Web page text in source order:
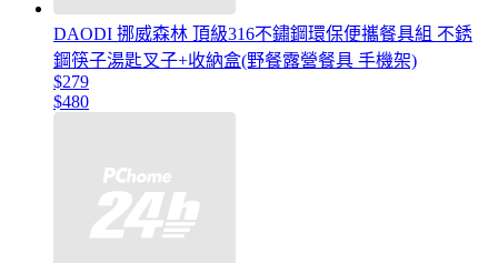
DAODI 挪威森林 頂級316不鏽鋼環保便攜餐具組 不銹
鋼筷子湯匙叉子+收納盒(野餐露營餐具 手機架)
$279
$480